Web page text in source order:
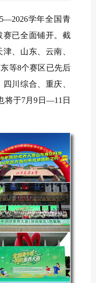
学年全国青
赛已全面铺开。截
、山东、云南、
等8个赛区已先后
川综合、重庆、
将于7月9日—11日